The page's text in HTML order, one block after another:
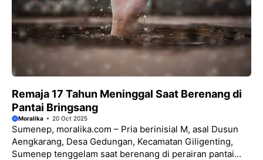
Remaja 17 Tahun Meninggal Saat Berenang di
Pantai Bringsang
Moralika 20 Oct 2025
Sumenep, moralika.com – Pria berinisial M, asal Dusun
Aengkarang, Desa Gedungan, Kecamatan Giligenting,
Sumenep tenggelam saat berenang di perairan pantai...